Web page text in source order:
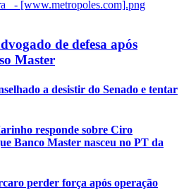
de defesa após
Master
a desistir do Senado e tentar
responde sobre Ciro
Banco Master nasceu no PT da
perder força após operação